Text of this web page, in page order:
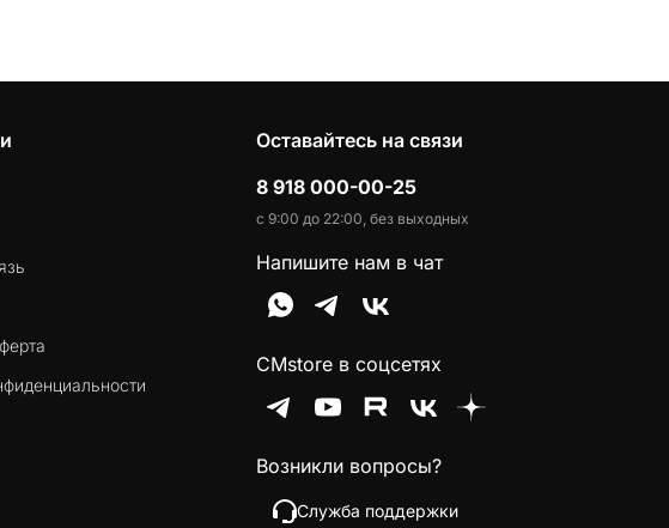
Оставайтесь на связи
8 918 000-00-25
с 9:00 до 22:00, без выходных
Напишите нам в чат
CMstore в соцсетях
Возникли вопросы?
Служба поддержки